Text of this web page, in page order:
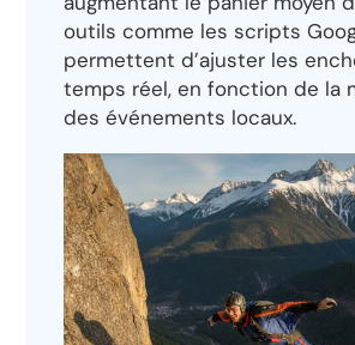
outils comme les scripts
permettent d’ajuster les
temps réel, en fonction de la
des événements locaux.